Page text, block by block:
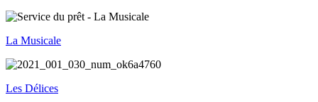
La Musicale
Les Délices